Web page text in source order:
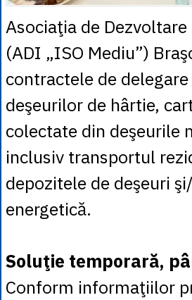
Asociaţia de
(ADI „ISO Mediu”)
contractele de
deşeurilor de hârtie,
colectate din deşeurile
inclusiv transportul
depozitele de deşeuri
energetică.
Soluţie temporară,
Conform informaţiilor